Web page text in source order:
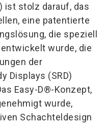
ist stolz darauf, das
eine patentierte
die speziell
wurde, die
der
Displays (SRD)
Easy-D®-Konzept,
wurde,
Schachteldesign